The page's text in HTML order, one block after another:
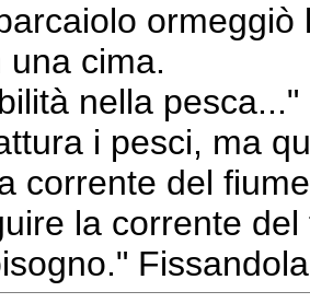
una cima.
nella
i pesci, ma
corrente del
la corrente